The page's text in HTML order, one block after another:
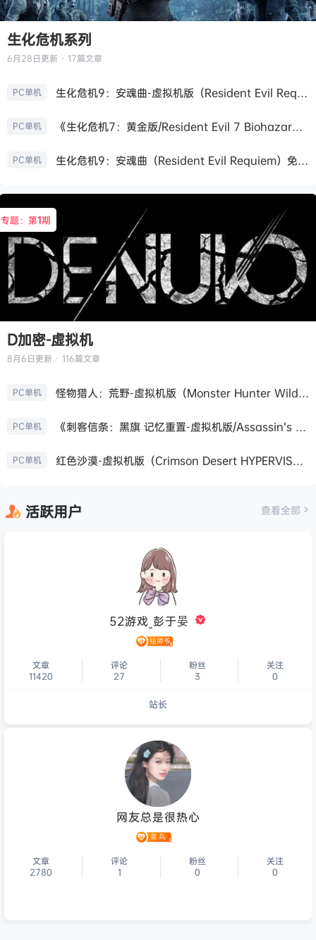
生化危机系列
6月28日更新 · 17篇文章
PC单机 生化危机9：安魂曲-虚拟机版（Resident Evil Requiem HYPERVISOR）免安装中文版
PC单机 《生化危机7：黄金版/Resident Evil 7 Biohazard》免安装中文版
PC单机 生化危机9：安魂曲（Resident Evil Requiem）免安装中文版
专题：第1期
D加密-虚拟机
8月6日更新 · 116篇文章
PC单机 怪物猎人：荒野-虚拟机版（Monster Hunter Wilds HYPERVISOR）免安装中文版
PC单机 《刺客信条：黑旗 记忆重置-虚拟机版/Assassin’s Creed Black Flag Resynced HYPERVISOR》免安装中文版
PC单机 红色沙漠-虚拟机版（Crimson Desert HYPERVISOR）免安装中文版
活跃用户 查看全部
52游戏_彭于晏
文章
11420
评论
27
粉丝
3
关注
0
站长
个人主页
网友总是很热心
文章
2780
评论
1
粉丝
0
关注
0